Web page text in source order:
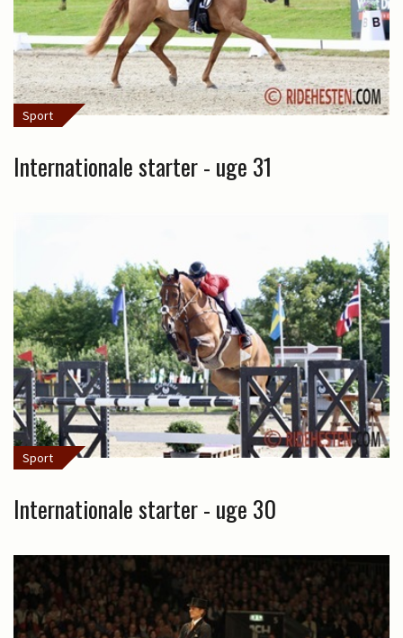
Sport
Internationale starter - uge 31
Sport
Internationale starter - uge 30